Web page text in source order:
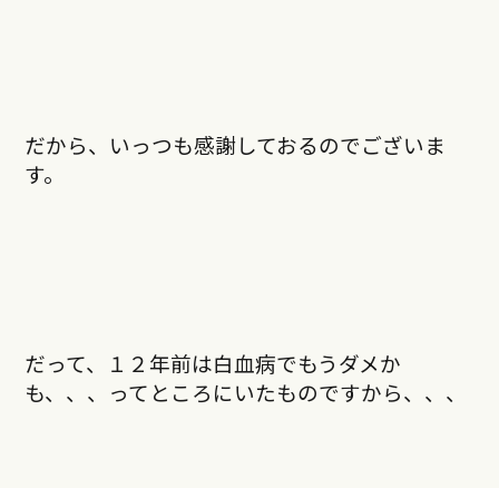
だから、いっつも感謝しておるのでございま
す。
だって、１２年前は白血病でもうダメか
も、、、ってところにいたものですから、、、